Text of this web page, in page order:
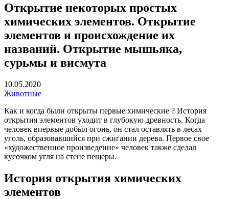
Открытие некоторых простых
химических элементов. Открытие
элементов и происхождение их
названий. Открытие мышьяка,
сурьмы и висмута
10.05.2020
Животные
Как и когда были открыты первые химические ? История
открытия элементов уходит в глубокую древность. Когда
человек впервые добыл огонь, он стал оставлять в лесах
уголь, образовавшийся при сжигании дерева. Первое свое
«художественное произведение» человек также сделал
кусочком угля на стене пещеры.
История открытия химических
элементов